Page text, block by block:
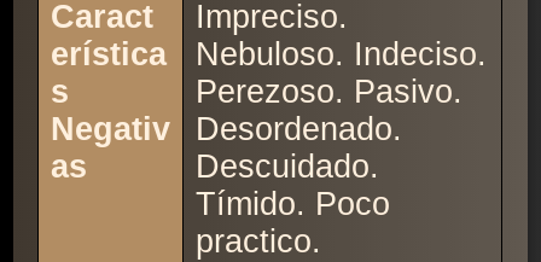
Caract
erística
s
Negativ
as
Impreciso.
Nebuloso. Indeciso.
Perezoso. Pasivo.
Desordenado.
Descuidado.
Tímido. Poco
practico.